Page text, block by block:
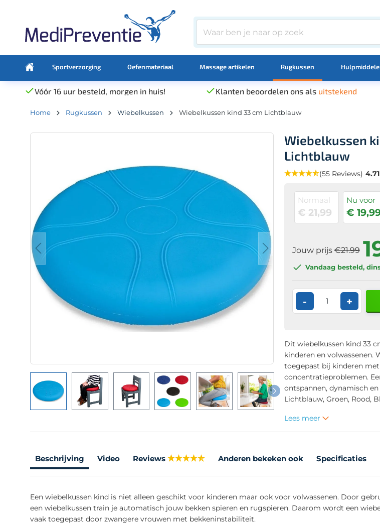
Sportverzorging Oefenmateriaal Massage artikelen Rugkussen
Vóór 16 uur besteld, morgen in huis! Klanten beoordelen ons als uitstekend
Home Rugkussen Wiebelkussen Wiebelkussen kind 33 cm Lichtblauw
Wiebelkussen
Lichtblauw
(55 Reviews) 4.71
Normaal
€ 21,99
Nu voor
€
Jouw prijs€21.99
Vandaag besteld,
- +
Dit wiebelkussen kind 33
kinderen en volwassenen.
toegepast bij kinderen
concentratieproblemen.
ontspannen, dynamisch
Lichtblauw, Groen, Rood,
Lees meer
Beschrijving Video Reviews Anderen bekeken ook Specificaties
Een wiebelkussen kind is niet alleen geschikt voor kinderen maar ook voor volwassenen. Door
een wiebelkussen train je automatisch jouw bekken spieren en rugspieren. Daarom wordt een
vaak toegepast door zwangere vrouwen met bekkeninstabiliteit.